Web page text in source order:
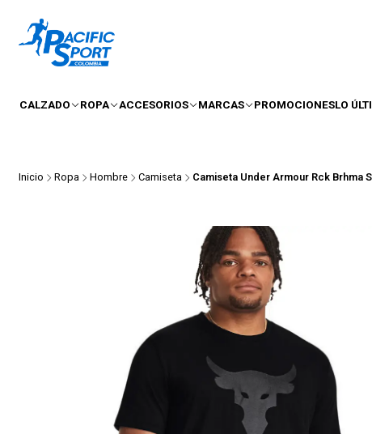
CALZADO ROPA ACCESORIOS MARCAS PROMOCIONESLO
Inicio Ropa Hombre Camiseta Camiseta Under Armour Rck Brhma